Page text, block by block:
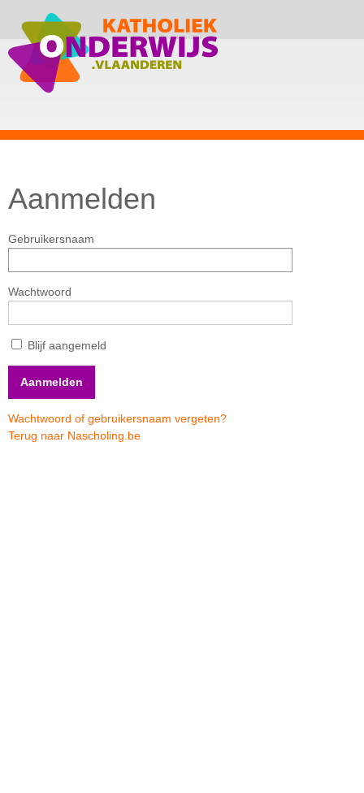
Aanmelden
Gebruikersnaam
Wachtwoord
Blijf aangemeld
Wachtwoord of gebruikersnaam vergeten?
Terug naar Nascholing.be